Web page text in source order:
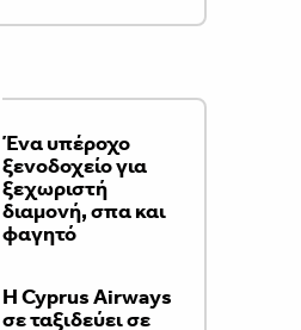
Ένα υπέροχο
ξενοδοχείο για
ξεχωριστή
διαμονή, σπα και
φαγητό
H Cyprus Airways
σε ταξιδεύει σε